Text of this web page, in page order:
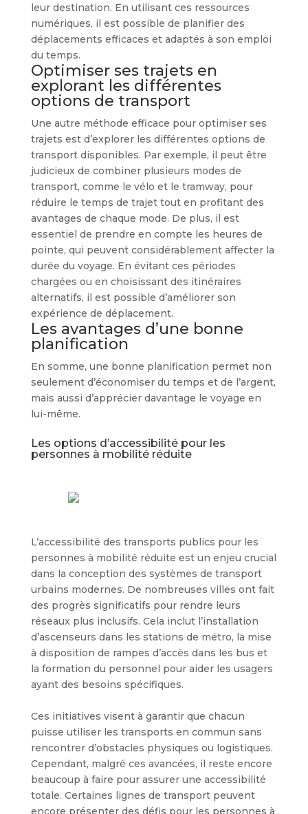
leur destination. En utilisant ces ressources
numériques, il est possible de planifier des
déplacements efficaces et adaptés à son emploi
du temps.
Optimiser ses trajets en
explorant les différentes
options de transport
Une autre méthode efficace pour optimiser ses
trajets est d’explorer les différentes options de
transport disponibles. Par exemple, il peut être
judicieux de combiner plusieurs modes de
transport, comme le vélo et le tramway, pour
réduire le temps de trajet tout en profitant des
avantages de chaque mode. De plus, il est
essentiel de prendre en compte les heures de
pointe, qui peuvent considérablement affecter la
durée du voyage. En évitant ces périodes
chargées ou en choisissant des itinéraires
alternatifs, il est possible d’améliorer son
expérience de déplacement.
Les avantages d’une bonne
planification
En somme, une bonne planification permet non
seulement d’économiser du temps et de l’argent,
mais aussi d’apprécier davantage le voyage en
lui-même.
Les options d’accessibilité pour les
personnes à mobilité réduite
L’accessibilité des transports publics pour les
personnes à mobilité réduite est un enjeu crucial
dans la conception des systèmes de transport
urbains modernes. De nombreuses villes ont fait
des progrès significatifs pour rendre leurs
réseaux plus inclusifs. Cela inclut l’installation
d’ascenseurs dans les stations de métro, la mise
à disposition de rampes d’accès dans les bus et
la formation du personnel pour aider les usagers
ayant des besoins spécifiques.
Ces initiatives visent à garantir que chacun
puisse utiliser les transports en commun sans
rencontrer d’obstacles physiques ou logistiques.
Cependant, malgré ces avancées, il reste encore
beaucoup à faire pour assurer une accessibilité
totale. Certaines lignes de transport peuvent
encore présenter des défis pour les personnes à